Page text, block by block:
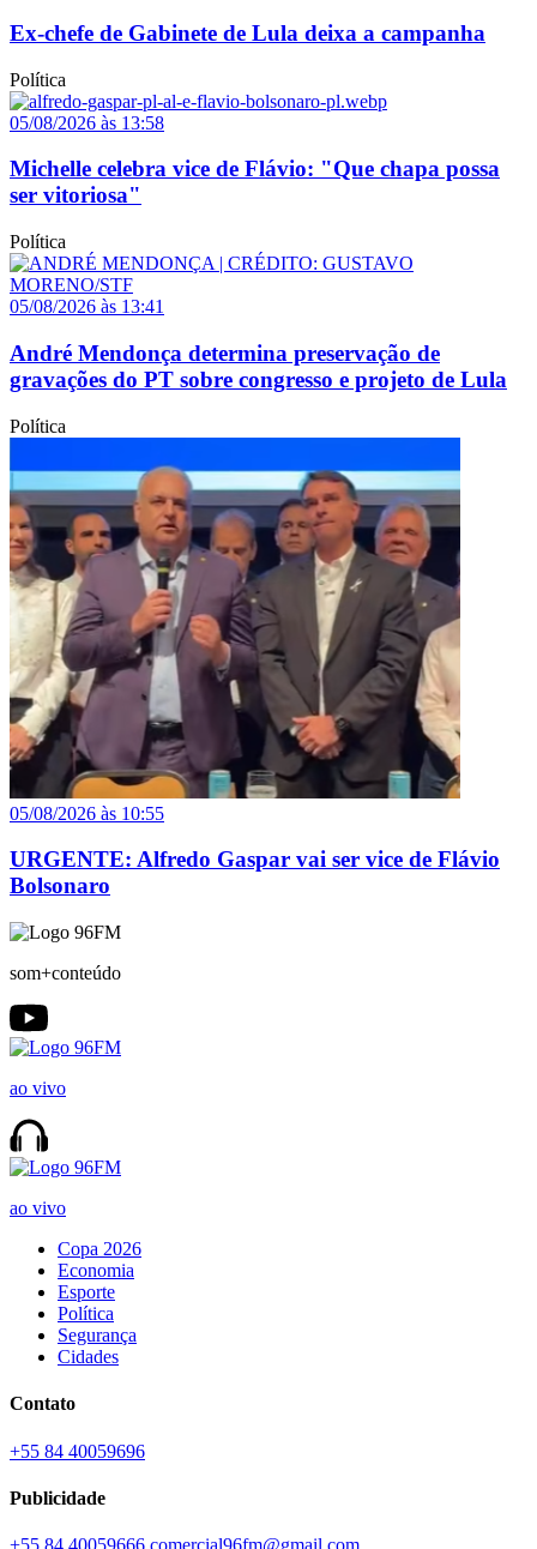
Ex-chefe de Gabinete de Lula deixa a campanha
Política
05/08/2026 às 13:58
Michelle celebra vice de Flávio: "Que chapa possa
ser vitoriosa"
Política
05/08/2026 às 13:41
André Mendonça determina preservação de
gravações do PT sobre congresso e projeto de Lula
Política
05/08/2026 às 10:55
URGENTE: Alfredo Gaspar vai ser vice de Flávio
Bolsonaro
som+conteúdo
ao vivo
ao vivo
Copa 2026
Economia
Esporte
Política
Segurança
Cidades
Contato
+55 84 40059696
Publicidade
+55 84 40059666 comercial96fm@gmail.com